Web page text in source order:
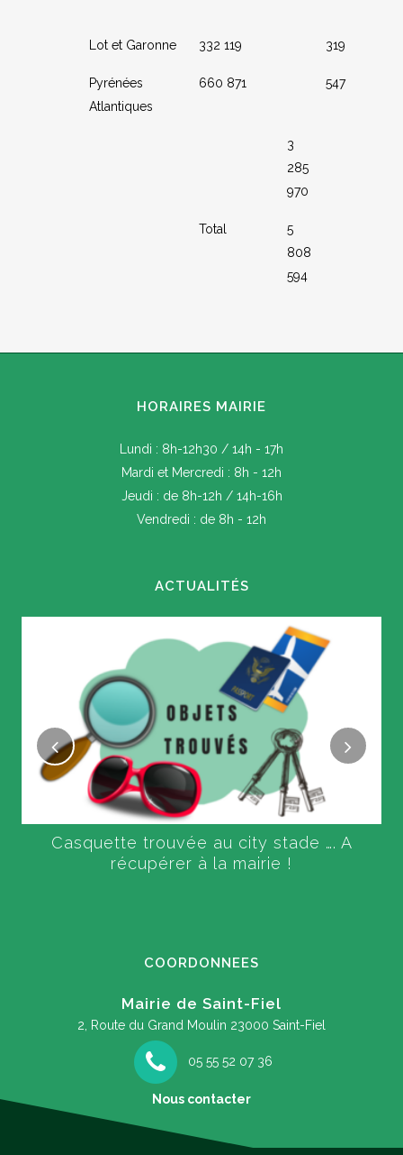
Lot et Garonne 332 119 319
Pyrénées
Atlantiques
660 871 547
3
285
970
Total
5
808
594
HORAIRES MAIRIE
Lundi : 8h-12h30 / 14h - 17h
Mardi et Mercredi : 8h - 12h
Jeudi : de 8h-12h / 14h-16h
Vendredi : de 8h - 12h
ACTUALITÉS
Casquette trouvée au city stade …. A
récupérer à la mairie !
COORDONNEES
Mairie de Saint-Fiel
2, Route du Grand Moulin 23000 Saint-Fiel
05 55 52 07 36
Nous contacter